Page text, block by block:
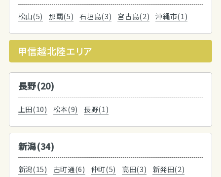
松山(5) 那覇(5) 石垣島(3) 宮古島(2) 沖縄市(1)
甲信越北陸エリア
長野(20)
上田(10) 松本(9) 長野(1)
新潟(34)
新潟(15) 古町通(6) 仲町(5) 高田(3)
新発田(2)